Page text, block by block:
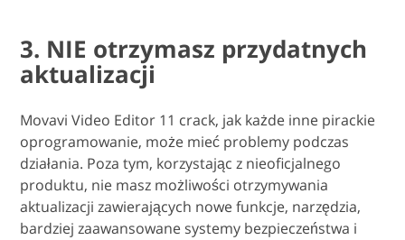
3. NIE otrzymasz przydatnych
aktualizacji
Movavi Video Editor 11 crack, jak każde inne pirackie
oprogramowanie, może mieć problemy podczas
działania. Poza tym, korzystając z nieoficjalnego
produktu, nie masz możliwości otrzymywania
aktualizacji zawierających nowe funkcje, narzędzia,
bardziej zaawansowane systemy bezpieczeństwa i